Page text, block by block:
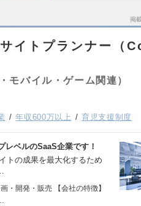
掲
サイトプランナー（
モバイル・ゲーム関連）
年収600万以上 育児支援制度
レベルのSaaS企業です！
トの成果を最大化するため
・開発・販売 【会社の特徴】